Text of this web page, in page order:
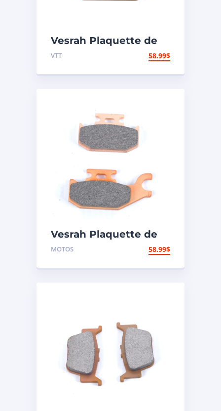
Vesrah Plaquette de
frein Métal fritté –
VTT 58.99$
Vesrah Plaquette de
frein Métal fritté –
MOTOS 58.99$